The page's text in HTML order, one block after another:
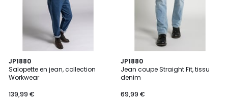
JP1880
Salopette en jean, collection
Workwear
139,99 €
4,5
/ 5
3
Couleurs
JP1880
Jean coupe Straight Fit, tissu
denim
69,99 €
4,1
/ 5
4
Couleurs